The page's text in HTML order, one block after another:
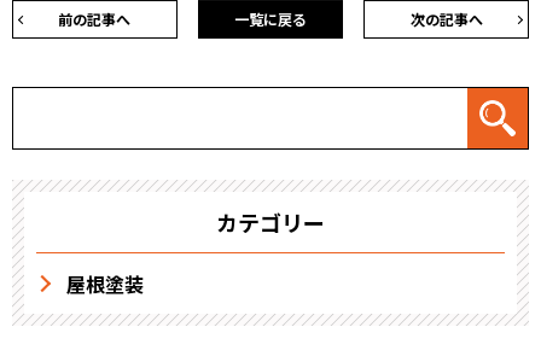
前の記事へ 次の記事へ
一覧に戻る
カテゴリー
屋根塗装